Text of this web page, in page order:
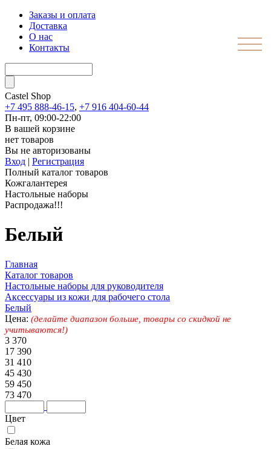
Заказы и оплата
Доставка
О нас
Контакты
Castel Shop
+7 495 888-46-15, +7 916 404-60-44
Пн-пт, 09:00-22:00
В вашей корзине
нет товаров
Вы не авторизованы
Вход | Регистрация
Полный каталог товаров
Кожгалантерея
Настольные наборы
Распродажа!!!
Белый
Главная
Каталог товаров
Настольные наборы для руководителя
Аксессуары из кожи для рабочего стола
Белый
Цена: (делайте диапазон больше, товары со скидкой не
учитываются!)
3 370
17 390
31 410
45 430
59 450
73 470
Цвет
Белая кожа